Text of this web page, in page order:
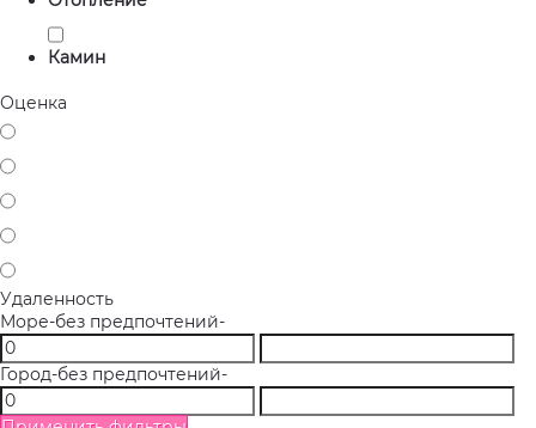
Камин
Оценка
Удаленность
Море-без предпочтений-
Город-без предпочтений-